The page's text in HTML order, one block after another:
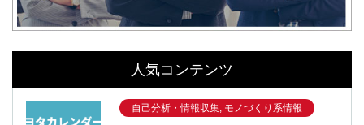
人気コンテンツ
自己分析・情報収集, モノづくり系情報